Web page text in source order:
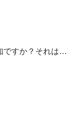
ですか？それは…